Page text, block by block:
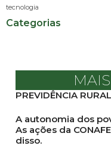
tecnologia
Categorias
PREVIDÊNCIA
A autonomia dos
As ações da
disso.